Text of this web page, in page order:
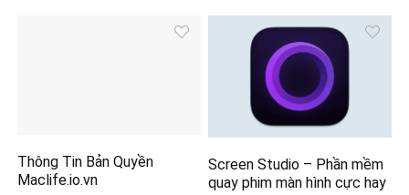
Thông Tin Bản Quyền
Maclife.io.vn
Screen Studio – Phần mềm
quay phim màn hình cực hay